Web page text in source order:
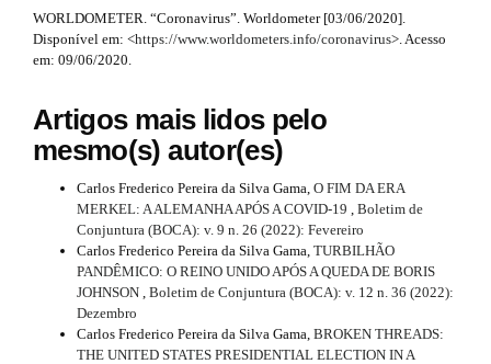
WORLDOMETER. “Coronavirus”. Worldometer [03/06/2020].
Disponível em: <https://www.worldometers.info/coronavirus>. Acesso
em: 09/06/2020.
Artigos mais lidos pelo
mesmo(s) autor(es)
Carlos Frederico Pereira da Silva Gama, O FIM DA ERA
MERKEL: A ALEMANHA APÓS A COVID-19
Boletim de
Conjuntura (BOCA): v. 9 n. 26 (2022): Fevereiro
Carlos Frederico Pereira da Silva Gama, TURBILHÃO
PANDÊMICO: O REINO UNIDO APÓS A QUEDA DE BORIS
JOHNSON Boletim de Conjuntura (BOCA): v. 12 n. 36 (2022):
Dezembro
Carlos Frederico Pereira da Silva Gama, BROKEN THREADS:
THE UNITED STATES PRESIDENTIAL ELECTION IN A